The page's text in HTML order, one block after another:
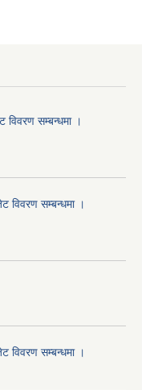
सम्बन्धमा ।
सम्बन्धमा ।
सम्बन्धमा ।